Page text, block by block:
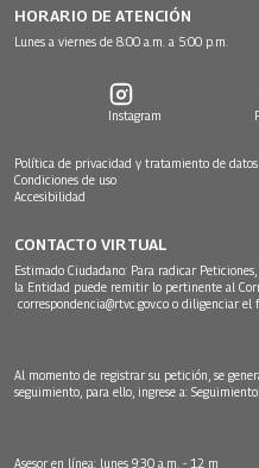
HORARIO DE ATENCIÓN
Lunes a viernes de 8:00 a.m. a 5:00 p.m.
Instagram
Política de privacidad y tratamiento de datos
Condiciones de uso
Accesibilidad
CONTACTO VIRTUAL
Estimado Ciudadano: Para radicar
la Entidad puede remitir lo pertinente al
correspondencia@rtvc.gov.co o diligenciar el
Al momento de registrar su petición, se
seguimiento, para ello, ingrese a: Seguimiento
Asesor en línea: lunes 9:30 a.m. - 12 m